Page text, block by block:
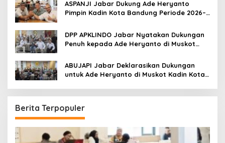
ASPANJI Jabar Dukung Ade Heryanto
Pimpin Kadin Kota Bandung Periode 2026–
DPP APKLINDO Jabar Nyatakan Dukungan
Penuh kepada Ade Heryanto di Muskot
ABUJAPI Jabar Deklarasikan Dukungan
untuk Ade Heryanto di Muskot Kadin Kota
Berita Terpopuler